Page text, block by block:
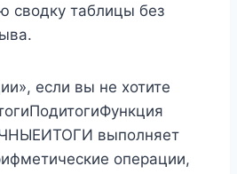
сводку таблицы без
если вы не хотите
выполняет
операции,